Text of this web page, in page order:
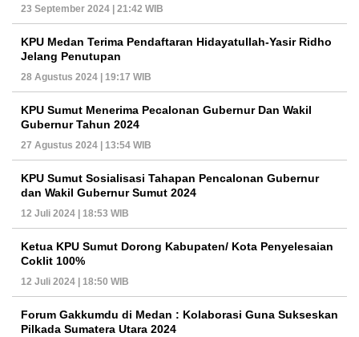
23 September 2024 | 21:42 WIB
KPU Medan Terima Pendaftaran Hidayatullah-Yasir Ridho
Jelang Penutupan
28 Agustus 2024 | 19:17 WIB
KPU Sumut Menerima Pecalonan Gubernur Dan Wakil
Gubernur Tahun 2024
27 Agustus 2024 | 13:54 WIB
KPU Sumut Sosialisasi Tahapan Pencalonan Gubernur
dan Wakil Gubernur Sumut 2024
12 Juli 2024 | 18:53 WIB
Ketua KPU Sumut Dorong Kabupaten/ Kota Penyelesaian
Coklit 100%
12 Juli 2024 | 18:50 WIB
Forum Gakkumdu di Medan : Kolaborasi Guna Sukseskan
Pilkada Sumatera Utara 2024